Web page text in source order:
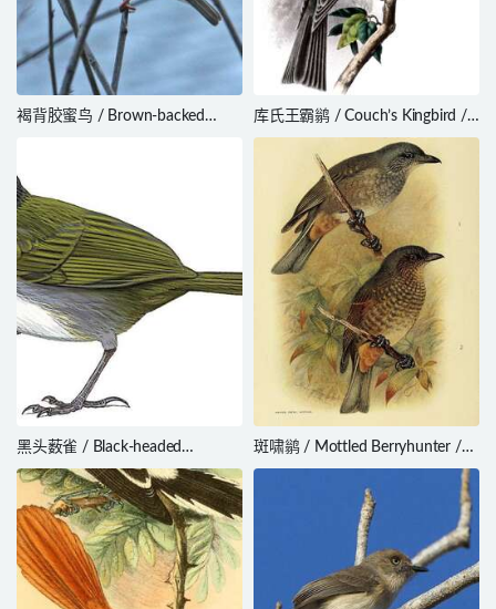
褐背胶蜜鸟 / Brown-backed
库氏王霸鹟 / Couch’s Kingbird /
Tyrannus couchii
黑头薮雀 / Black-headed
Brushfinch / Arremon atricapillus
斑啸鹟 / Mottled Berryhunter /
Rhagologus leucostigma